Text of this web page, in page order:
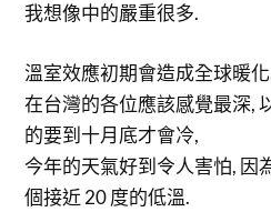
我想像中的嚴重很多.
溫室效應初期會造成全球暖
在台灣的各位應該感覺最深,
的要到十月底才會冷,
今年的天氣好到令人害怕, 因
個接近 20 度的低溫.